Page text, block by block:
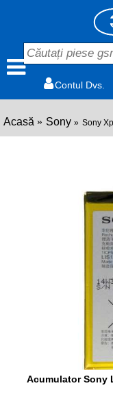
Contul Dvs.
Acasă Sony Sony
Acumulator Sony